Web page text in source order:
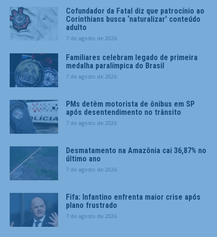
Cofundador da Fatal diz que patrocínio ao
Corinthians busca ‘naturalizar’ conteúdo
adulto
7 de agosto de 2026
Familiares celebram legado de primeira
medalha paralímpica do Brasil
7 de agosto de 2026
PMs detêm motorista de ônibus em SP
após desentendimento no trânsito
7 de agosto de 2026
Desmatamento na Amazônia cai 36,87% no
último ano
7 de agosto de 2026
Fifa: Infantino enfrenta maior crise após
plano frustrado
7 de agosto de 2026